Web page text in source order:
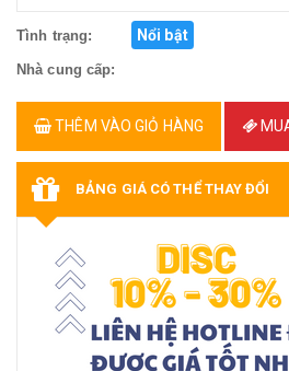
Tình trạng: Nổi bật
Nhà cung cấp:
THÊM VÀO GIỎ HÀNG
BẢNG GIÁ CÓ THỂ THAY ĐỔI